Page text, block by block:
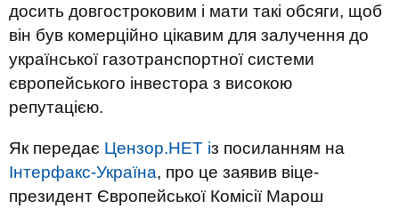
досить довгостроковим і мати такі обсяги, щоб
він був комерційно цікавим для залучення до
української газотранспортної системи
європейського інвестора з високою
репутацією.
Як передає Цензор.НЕТ із посиланням на
Інтерфакс-Україна, про це заявив віце-
президент Європейської Комісії Марош